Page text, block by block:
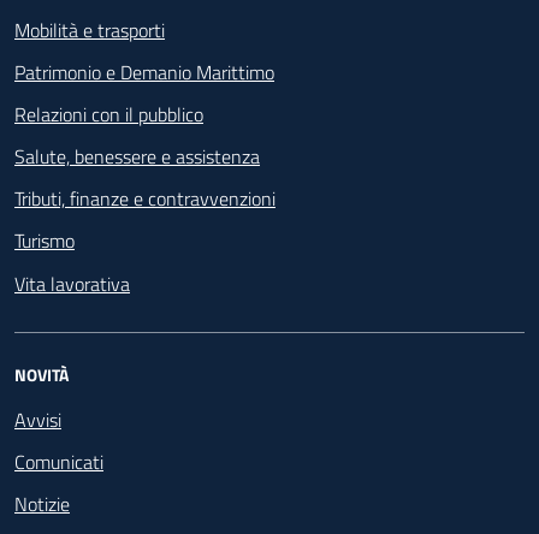
Mobilità e trasporti
Patrimonio e Demanio Marittimo
Relazioni con il pubblico
Salute, benessere e assistenza
Tributi, finanze e contravvenzioni
Turismo
Vita lavorativa
NOVITÀ
Avvisi
Comunicati
Notizie